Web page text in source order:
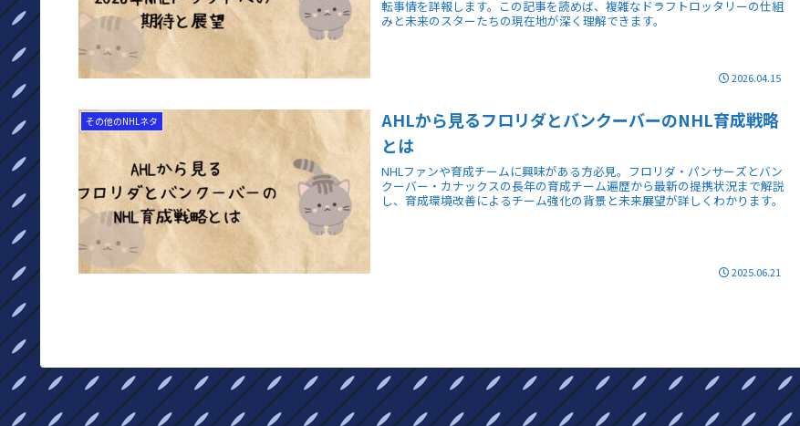
転事情を詳報します。この記事を読めば、複雑なドラフトロッタリーの仕組
みと未来のスターたちの現在地が深く理解できます。
2026.04.15
その他のNHLネタ
AHLから見るフロリダとバンクーバーのNHL育成戦略
とは
NHLファンや育成チームに興味がある方必見。フロリダ・パンサーズとバン
クーバー・カナックスの長年の育成チーム遍歴から最新の提携状況まで解説
し、育成環境改善によるチーム強化の背景と未来展望が詳しくわかります。
2025.06.21